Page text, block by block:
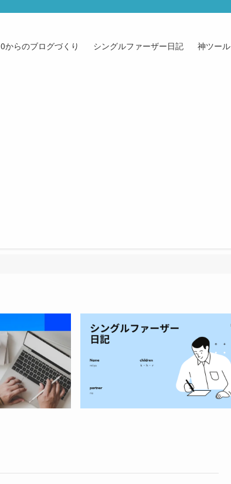
0からのブログづくり シングルファーザー日記 神ツール